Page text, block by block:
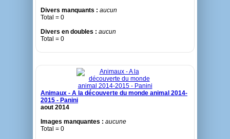
Divers manquants : aucun
Total = 0
Divers en doubles : aucun
Total = 0
Animaux - A la découverte du monde animal 2014-
2015 - Panini
aout 2014
Images manquantes : aucune
Total = 0